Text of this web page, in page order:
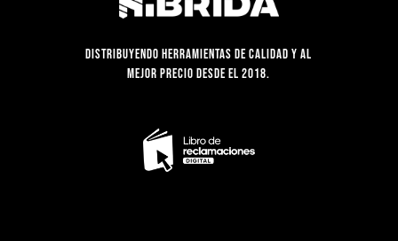
Distribuyendo herramientas de calidad y al
mejor precio desde el 2018.